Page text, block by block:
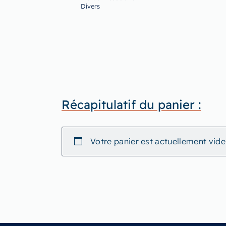
Divers
Récapitulatif du panier :
Votre panier est actuellement